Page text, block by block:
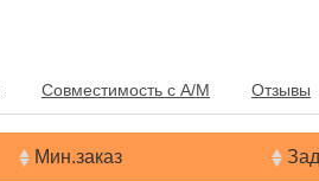
Совместимость с А/М Отзывы
Мин.заказ